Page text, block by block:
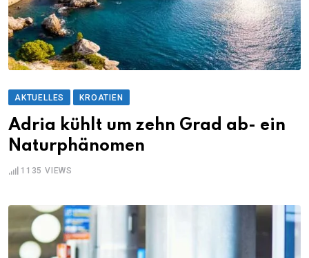
AKTUELLES KROATIEN
Adria kühlt um zehn Grad ab- ein
Naturphänomen
1135 VIEWS